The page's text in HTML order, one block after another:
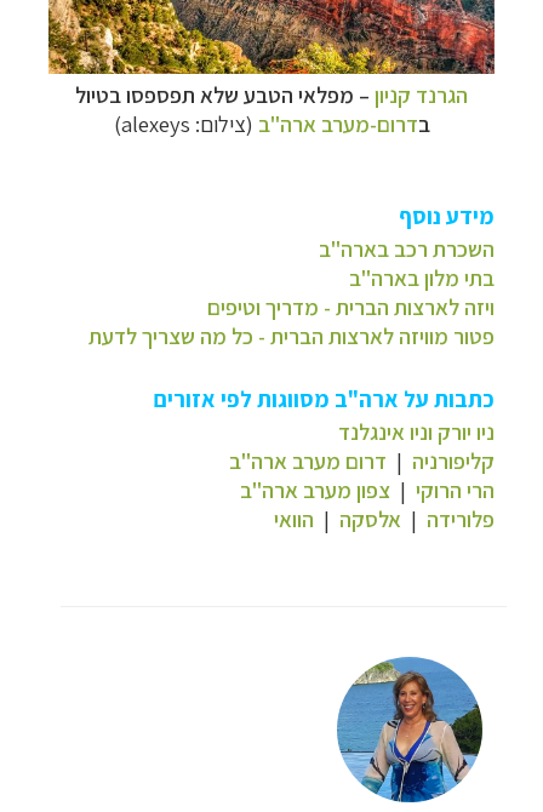
הגרנד קניון – מפלאי הטבע שלא תפספסו בטיול
בדרום-מערב ארה"ב (צילום: alexeys)
מידע נוסף
השכרת רכב בארה"ב
בתי מלון בארה"ב
ויזה לארצות הברית - מדריך וטיפים
פטור מוויזה לארצות הברית - כל מה שצריך לדעת
כתבות על ארה"ב מסווגות לפי אזורים
ניו יורק וניו אינגלנד
קליפורניה | דרום מערב ארה"ב
הרי הרוקי | צפון מערב ארה"ב
פלורידה | אלסקה | הוואי